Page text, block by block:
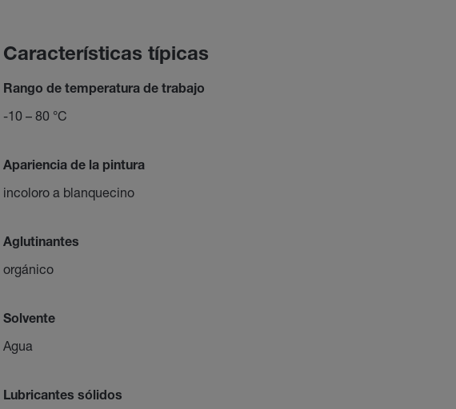
Características típicas
Rango de temperatura de trabajo
-10 – 80 °C
Apariencia de la pintura
incoloro a blanquecino
Aglutinantes
orgánico
Solvente
Agua
Lubricantes sólidos